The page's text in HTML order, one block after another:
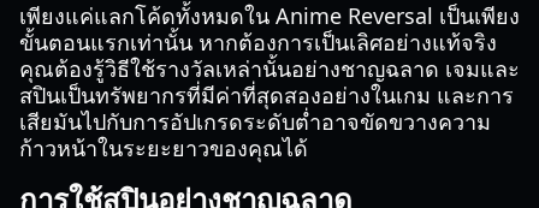
เพียงแค่แลกโค้ดทั้งหมดใน Anime Reversal เป็นเพียง
ขั้นตอนแรกเท่านั้น หากต้องการเป็นเลิศอย่างแท้จริง
คุณต้องรู้วิธีใช้รางวัลเหล่านั้นอย่างชาญฉลาด เจมและ
สปินเป็นทรัพยากรที่มีค่าที่สุดสองอย่างในเกม และการ
เสียมันไปกับการอัปเกรดระดับต่ำอาจขัดขวางความ
ก้าวหน้าในระยะยาวของคุณได้
การใช้สปินอย่างชาญฉลาด